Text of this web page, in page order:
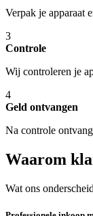
Verpak je apparaat
3
Controle
Wij controleren je
4
Geld ontvangen
Na controle
Waarom
Wat ons